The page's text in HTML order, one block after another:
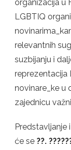
organizacija u
LGBTIQ
relevantnih
suzbijanju i
reprezentacija
novinare_ke u
zajednicu
Predstavljanje
će se ??.